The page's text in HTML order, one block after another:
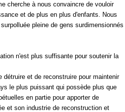
cherche à nous convaincre de vouloir
et de plus en plus d'enfants. Nous
pleine de gens surdimensionnés
n'est plus suffisante pour soutenir la
et de reconstruire pour maintenir
le plus puissant qui possède plus que
en partie pour apporter de
et son industrie de reconstruction et